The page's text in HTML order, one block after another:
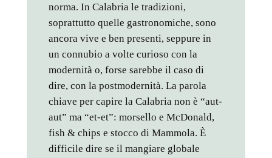
norma. In Calabria le tradizioni,
soprattutto quelle gastronomiche, sono
ancora vive e ben presenti, seppure in
un connubio a volte curioso con la
modernità o, forse sarebbe il caso di
dire, con la postmodernità. La parola
chiave per capire la Calabria non è “aut-
aut” ma “et-et”: morsello e McDonald,
fish & chips e stocco di Mammola. È
difficile dire se il mangiare globale